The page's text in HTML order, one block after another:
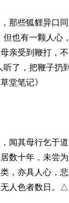
那些狐貍异口
但也有一颗人心
亲受到鞭打，
听了，把鞭子扔
堂笔记》
闻其母行乞于
数十年，未尝
，亦具人心，
人色者数日。△